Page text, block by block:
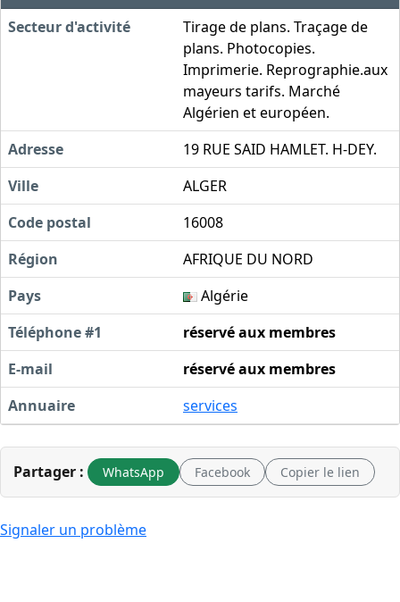
Secteur d'activité
Tirage de plans. Traçage de
plans. Photocopies.
Imprimerie. Reprographie.aux
mayeurs tarifs. Marché
Algérien et européen.
Adresse
19 RUE SAID HAMLET. H-DEY.
Ville
ALGER
Code postal
16008
Région
AFRIQUE DU NORD
Pays
Algérie
Téléphone #1
réservé aux membres
E-mail
réservé aux membres
Annuaire
services
Partager : WhatsApp Facebook Copier le lien
Signaler un problème